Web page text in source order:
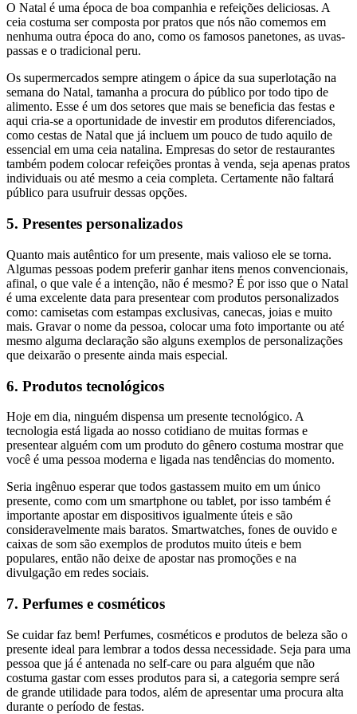
O Natal é uma época de boa companhia e refeições deliciosas. A
ceia costuma ser composta por pratos que nós não comemos em
nenhuma outra época do ano, como os famosos panetones, as uvas-
passas e o tradicional peru.
Os supermercados sempre atingem o ápice da sua superlotação na
semana do Natal, tamanha a procura do público por todo tipo de
alimento. Esse é um dos setores que mais se beneficia das festas e
aqui cria-se a oportunidade de investir em produtos diferenciados,
como cestas de Natal que já incluem um pouco de tudo aquilo de
essencial em uma ceia natalina. Empresas do setor de restaurantes
também podem colocar refeições prontas à venda, seja apenas pratos
individuais ou até mesmo a ceia completa. Certamente não faltará
público para usufruir dessas opções.
5. Presentes personalizados
Quanto mais autêntico for um presente, mais valioso ele se torna.
Algumas pessoas podem preferir ganhar itens menos convencionais,
afinal, o que vale é a intenção, não é mesmo? É por isso que o Natal
é uma excelente data para presentear com produtos personalizados
como: camisetas com estampas exclusivas, canecas, joias e muito
mais. Gravar o nome da pessoa, colocar uma foto importante ou até
mesmo alguma declaração são alguns exemplos de personalizações
que deixarão o presente ainda mais especial.
6. Produtos tecnológicos
Hoje em dia, ninguém dispensa um presente tecnológico. A
tecnologia está ligada ao nosso cotidiano de muitas formas e
presentear alguém com um produto do gênero costuma mostrar que
você é uma pessoa moderna e ligada nas tendências do momento.
Seria ingênuo esperar que todos gastassem muito em um único
presente, como com um smartphone ou tablet, por isso também é
importante apostar em dispositivos igualmente úteis e são
consideravelmente mais baratos. Smartwatches, fones de ouvido e
caixas de som são exemplos de produtos muito úteis e bem
populares, então não deixe de apostar nas promoções e na
divulgação em redes sociais.
7. Perfumes e cosméticos
Se cuidar faz bem! Perfumes, cosméticos e produtos de beleza são o
presente ideal para lembrar a todos dessa necessidade. Seja para uma
pessoa que já é antenada no self-care ou para alguém que não
costuma gastar com esses produtos para si, a categoria sempre será
de grande utilidade para todos, além de apresentar uma procura alta
durante o período de festas.